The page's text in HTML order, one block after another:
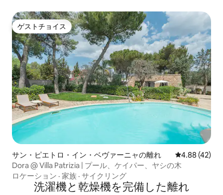
ゲストチョイス
ゲストチョイス
サン・ピエトロ・イン・ベヴァーニャの離れ レビュー42
4.88 (42)
Dora @ Villa Patrizia | プール、ケイパー、ヤシの木
ロケーション · 家族 · サイクリング
洗濯機と乾燥機を完備した離れ